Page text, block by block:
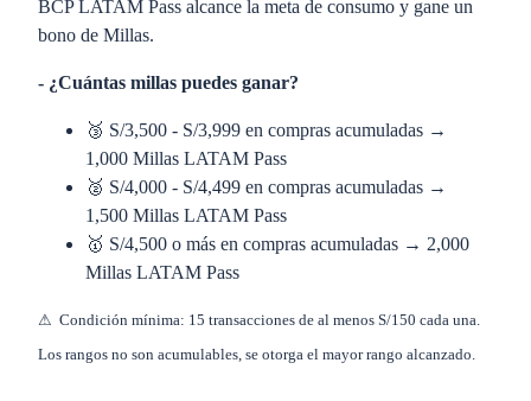
BCP LATAM Pass alcance la meta de consumo y gane un
bono de Millas.
- ¿Cuántas millas puedes ganar?
🥉 S/3,500 - S/3,999 en compras acumuladas →
1,000 Millas LATAM Pass
🥈 S/4,000 - S/4,499 en compras acumuladas →
1,500 Millas LATAM Pass
🥇 S/4,500 o más en compras acumuladas → 2,000
Millas LATAM Pass
⚠ ️ Condición mínima: 15 transacciones de al menos S/150 cada una.
Los rangos no son acumulables, se otorga el mayor rango alcanzado.